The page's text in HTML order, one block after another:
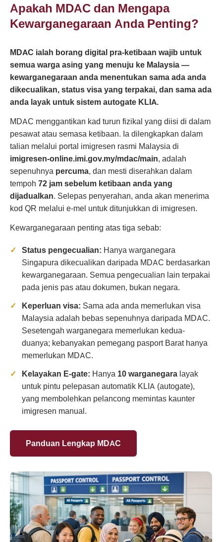
Apakah MDAC dan Mengapa
Kewarganegaraan Anda Penting?
MDAC ialah borang digital pra-ketibaan wajib untuk
semua warga asing yang menuju ke Malaysia —
kewarganegaraan anda menentukan sama ada anda
dikecualikan, status visa yang terpakai, dan sama ada
anda layak untuk sistem autogate KLIA.
MDAC menggantikan kad turun fizikal yang diisi di dalam
pesawat atau semasa ketibaan. Ia dilengkapkan dalam
talian melalui portal imigresen rasmi Malaysia di
imigresen-online.imi.gov.my/mdac/main, adalah
sepenuhnya percuma, dan mesti diserahkan dalam
tempoh 72 jam sebelum ketibaan anda yang
dijadualkan. Selepas penyerahan, anda akan menerima
kod QR melalui e-mel untuk ditunjukkan di imigresen.
Kewarganegaraan penting atas tiga sebab:
Status pengecualian: Hanya warganegara
Singapura dikecualikan daripada MDAC berdasarkan
kewarganegaraan. Semua pengecualian lain terpakai
pada jenis pas atau dokumen, bukan negara.
Keperluan visa: Sama ada anda memerlukan visa
Malaysia adalah bebas sepenuhnya daripada MDAC.
Sesetengah warganegara memerlukan kedua-
duanya; kebanyakan pemegang pasport Barat hanya
memerlukan MDAC.
Kelayakan E-gate: Hanya 10 warganegara layak
untuk pintu pelepasan automatik KLIA (autogate),
yang membolehkan pelancong memintas kaunter
imigresen manual.
Panduan Lengkap MDAC